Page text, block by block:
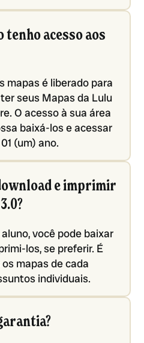
acesso aos
mapas é liberado para
seus Mapas da Lulu
O acesso à sua área
baixá-los e acessar
(um) ano.
e imprimir
você pode baixar
los, se preferir. É
mapas de cada
individuais.